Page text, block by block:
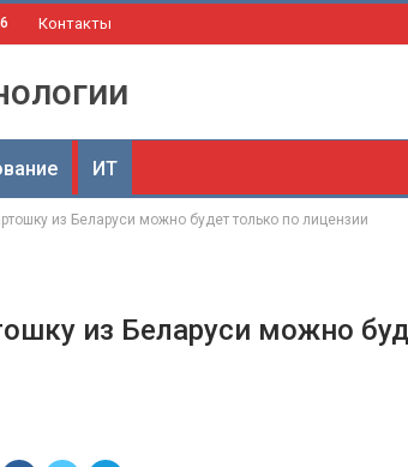
Контакты
ИТ
из Беларуси можно будет только по лицензии
из Беларуси можно